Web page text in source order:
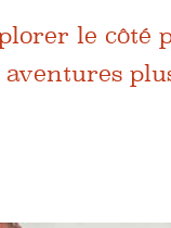
le côté